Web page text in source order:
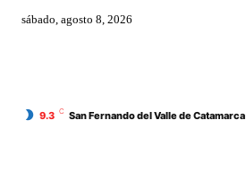
sábado, agosto 8, 2026
9.3 C San Fernando del Valle de Catamarca